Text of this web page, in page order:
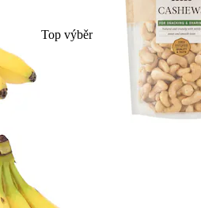
Top výběr